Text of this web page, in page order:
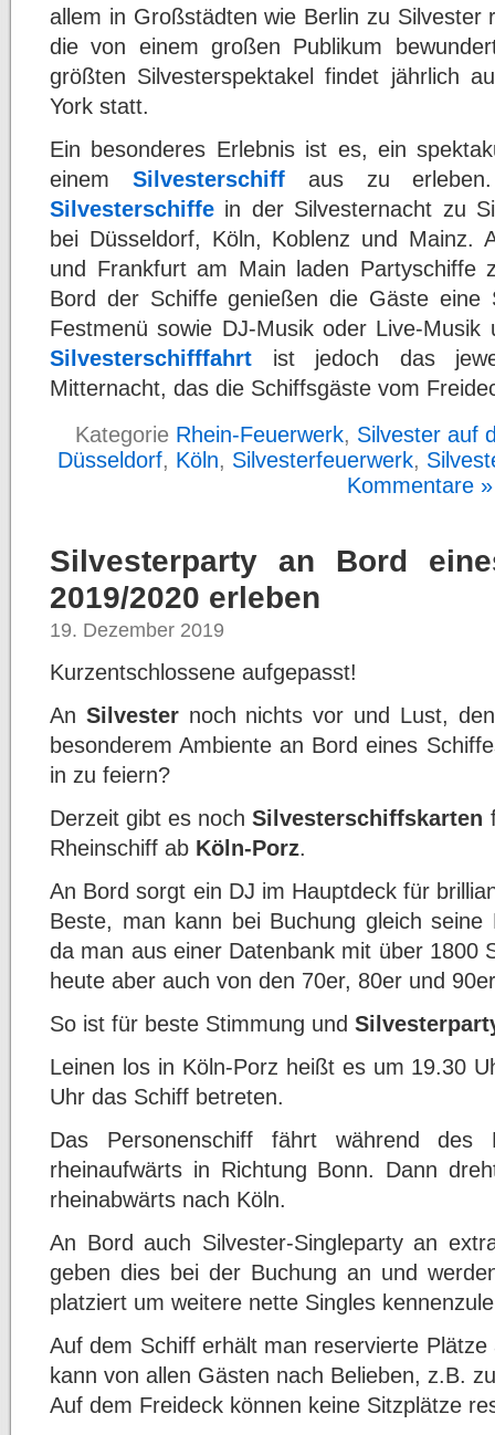
allem in Großstädten wie Berlin zu Silvester
die von einem großen Publikum
größten Silvesterspektakel findet jährlich
York statt.
Ein besonderes Erlebnis ist es, ein
einem Silvesterschiffaus zu erleben.
Silvesterschiffe in der Silvesternacht zu
bei Düsseldorf, Köln, Koblenz und Mainz.
und Frankfurt am Main laden Partyschiffe
Bord der Schiffe genießen die Gäste eine
Festmenü sowie DJ-Musik oder Live-
Silvesterschifffahrt ist jedoch das
Mitternacht, das die Schiffsgäste vom
Kategorie Rhein-Feuerwerk, Silvester auf
Düsseldorf, Köln, Silvesterfeuerwerk,
Kommentare »
Silvesterparty an Bord
2019/2020 erleben
19. Dezember 2019
Kurzentschlossene aufgepasst!
An Silvester noch nichts vor und Lust,
besonderem Ambiente an Bord eines
in zu feiern?
Derzeit gibt es nochSilvesterschiffskarten
Rheinschiff ab Köln-Porz.
An Bord sorgt ein DJ im Hauptdeck für
Beste, man kann bei Buchung gleich seine
da man aus einer Datenbank mit über 1800
heute aber auch von den 70er, 80er und
So ist für beste Stimmung und
Leinen los in Köln-Porz heißt es um 19.30
Uhr das Schiff betreten.
Das Personenschiff fährt während des
rheinaufwärts in Richtung Bonn. Dann
rheinabwärts nach Köln.
An Bord auch Silvester-Singleparty an
geben dies bei der Buchung an und
platziert um weitere nette Singles
Auf dem Schiff erhält man reservierte
kann von allen Gästen nach Belieben, z.B.
Auf dem Freideck können keine Sitzplätze